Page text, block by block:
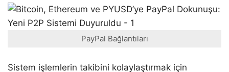
PayPal Bağlantıları
Sistem işlemlerin takibini kolaylaştırmak için